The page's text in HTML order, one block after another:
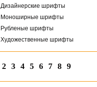
Дизайнерские шрифты
Моноширные шрифты
Рубленые шрифты
Художественные шрифты
2 3 4 5 6 7 8 9